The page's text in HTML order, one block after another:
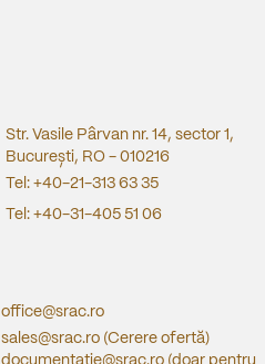
Str. Vasile Pârvan nr. 14, sector 1,
București, RO - 010216
Tel: +40-21-313 63 35
Tel: +40-31-405 51 06
office@srac.ro
sales@srac.ro (Cerere ofertă)
documentatie@srac.ro (doar pentru